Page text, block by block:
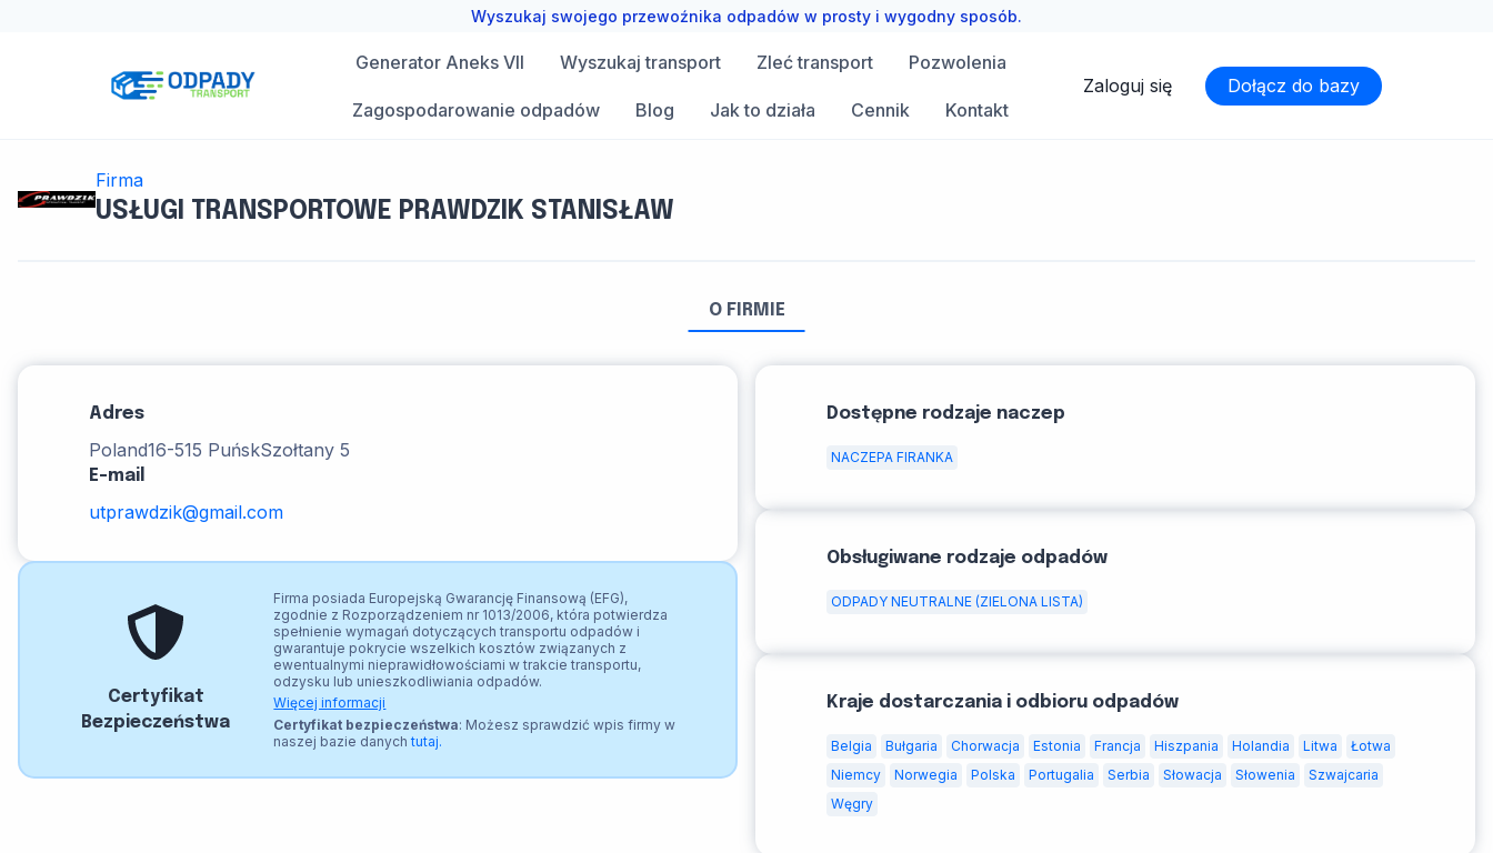
Wyszukaj swojego przewoźnika odpadów w prosty i wygodny sposób.
Generator Aneks VII Wyszukaj transport Zleć transport Pozwolenia
Zagospodarowanie odpadów Blog Jak to działa Cennik Kontakt
Zaloguj się Dołącz do bazy
Firma
USŁUGI TRANSPORTOWE PRAWDZIK STANISŁAW
O FIRMIE
Adres
Poland16-515 PuńskSzołtany 5
E-mail
utprawdzik@gmail.com
Certyfikat
Bezpieczeństwa
Firma posiada Europejską Gwarancję Finansową (EFG),
zgodnie z Rozporządzeniem nr 1013/2006, która potwierdza
spełnienie wymagań dotyczących transportu odpadów i
gwarantuje pokrycie wszelkich kosztów związanych z
ewentualnymi nieprawidłowościami w trakcie transportu,
odzysku lub unieszkodliwiania odpadów.
Więcej informacji
Certyfikat bezpieczeństwa: Możesz sprawdzić wpis firmy w
naszej bazie danychtutaj.
Dostępne rodzaje naczep
NACZEPA FIRANKA
Obsługiwane rodzaje odpadów
ODPADY NEUTRALNE (ZIELONA LISTA)
Kraje dostarczania i odbioru odpadów
Belgia Bułgaria Chorwacja Estonia Francja Hiszpania Holandia Litwa
Łotwa
Niemcy
Norwegia Polska Portugalia Serbia Słowacja Słowenia
Szwajcaria
Węgry